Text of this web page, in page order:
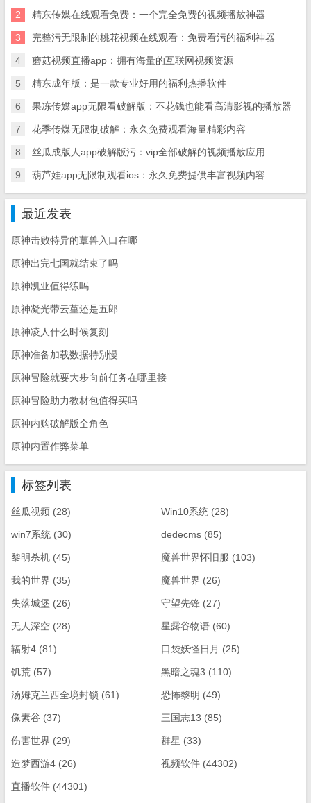
2 精东传媒在线观看免费：一个完全免费的视频播放神器
3 完整污无限制的桃花视频在线观看：免费看污的福利神器
4 蘑菇视频直播app：拥有海量的互联网视频资源
5 精东成年版：是一款专业好用的福利热播软件
6 果冻传媒app无限看破解版：不花钱也能看高清影视的播放器
7 花季传煤无限制破解：永久免费观看海量精彩内容
8 丝瓜成版人app破解版污：vip全部破解的视频播放应用
9 葫芦娃app无限制观看ios：永久免费提供丰富视频内容
最近发表
原神击败特异的蕈兽入口在哪
原神出完七国就结束了吗
原神凯亚值得练吗
原神凝光带云堇还是五郎
原神凌人什么时候复刻
原神准备加载数据特别慢
原神冒险就要大步向前任务在哪里接
原神冒险助力教材包值得买吗
原神内购破解版全角色
原神内置作弊菜单
标签列表
丝瓜视频 (28) Win10系统 (28)
win7系统 (30) dedecms (85)
黎明杀机 (45) 魔兽世界怀旧服 (103)
我的世界 (35) 魔兽世界 (26)
失落城堡 (26) 守望先锋 (27)
无人深空 (28) 星露谷物语 (60)
辐射4 (81) 口袋妖怪日月 (25)
饥荒 (57) 黑暗之魂3 (110)
汤姆克兰西全境封锁 (61) 恐怖黎明 (49)
像素谷 (37) 三国志13 (85)
伤害世界 (29) 群星 (33)
造梦西游4 (26) 视频软件 (44302)
直播软件 (44301)